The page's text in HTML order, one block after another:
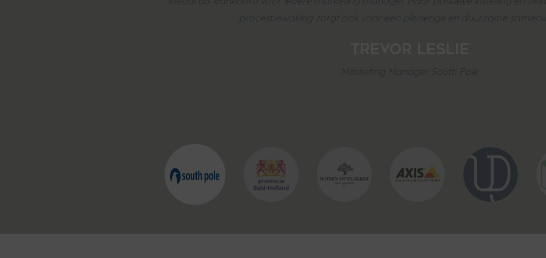
procesbewaking zorgt ook voor een plezierige en duurzame
Marketing Manager South Pole